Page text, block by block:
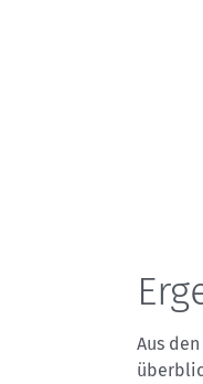
Aus